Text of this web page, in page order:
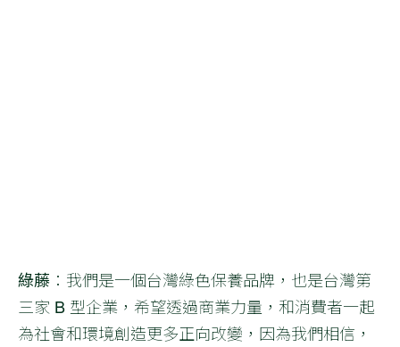
綠藤 ：我們是一個台灣綠色保養品牌，也是台灣第
三家 B 型企業，希望透過商業力量，和消費者一起
為社會和環境創造更多正向改變，因為我們相信，